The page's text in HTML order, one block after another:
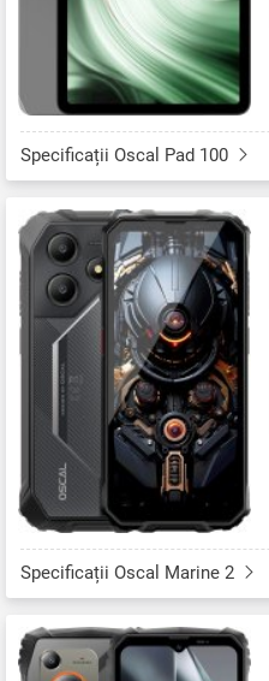
Specificații Oscal Pad 100
Specificații Oscal Marine 2